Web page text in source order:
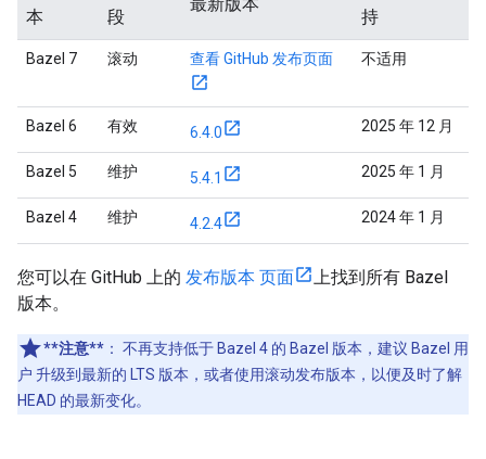
本
段
持
Bazel 7 滚动 查看 GitHub 发布页面 不适用
Bazel 6 有效 6.4.0 2025 年 12 月
Bazel 5 维护 5.4.1 2025 年 1 月
Bazel 4 维护 4.2.4 2024 年 1 月
您可以在 GitHub 上的 发布版本 页面
上找到所有 Bazel
版本。
**注意** ： 不再支持低于 Bazel 4 的 Bazel 版本，建议 Bazel 用
户 升级到最新的 LTS 版本，或者使用滚动发布版本，以便及时了解
HEAD 的最新变化。